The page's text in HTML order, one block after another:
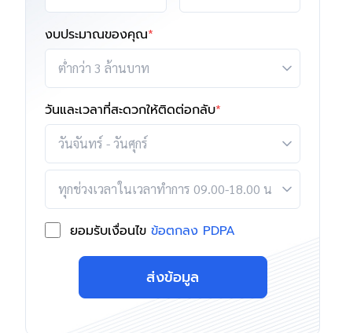
งบประมาณของคุณ*
วันและเวลาที่สะดวกให้ติดต่อกลับ*
ยอมรับเงื่อนไข ข้อตกลง PDPA
ส่งข้อมูล